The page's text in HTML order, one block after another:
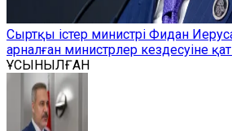
Сыртқы істер министрі Фидан
арналған министрлер кездесуіне
ҰСЫНЫЛҒАН